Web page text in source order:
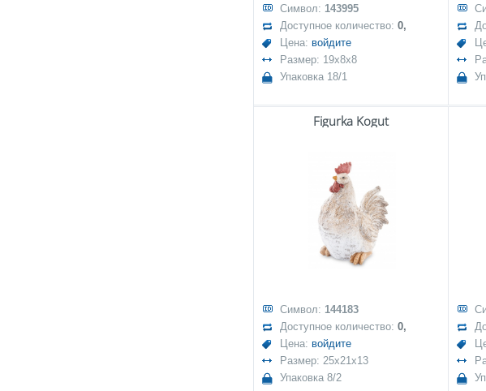
Символ: 143995
Доступное количество: 0,
Цена: войдите
Размер: 19x8x8
Упаковка 18/1
Figurka Kogut
Символ: 144183
Доступное количество: 0,
Цена: войдите
Размер: 25x21x13
Упаковка 8/2